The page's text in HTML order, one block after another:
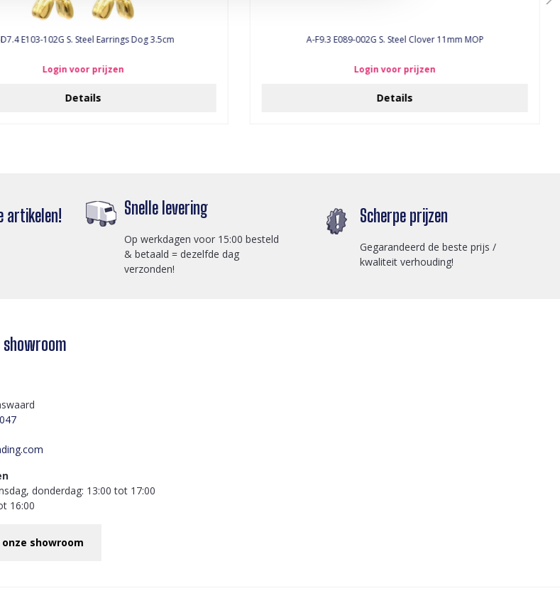
E103-102G S. Steel Earrings Dog 3.5cm
Login voor prijzen
Details
A-F9.3 E089-002G S. Steel Clover 11mm MOP
Login voor prijzen
Details
artikelen! Snelle levering
Op werkdagen voor 15:00 besteld
& betaald = dezelfde dag
verzonden!
Scherpe prijzen
Gegarandeerd de beste prijs /
kwaliteit verhouding!
showroom
donderdag: 13:00 tot 17:00
16:00
showroom